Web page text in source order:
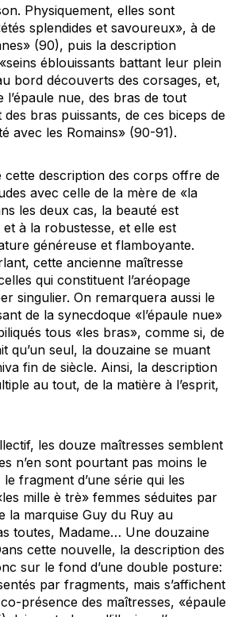
Physiquement, elles sont
splendides et savoureux», à de
(90), puis la description
éblouissants battant leur plein
bord découverts des corsages, et,
l’épaule nue, des bras de tout
bras puissants, de ces biceps de
avec les Romains» (90-91).
cette description des corps offre de
avec celle de la mère de «la
les deux cas, la beauté est
à la robustesse, et elle est
généreuse et flamboyante.
cette ancienne maîtresse
qui constituent l’aréopage
singulier. On remarquera aussi le
de la synecdoque «l’épaule nue»
tous «les bras», comme si, de
qu’un seul, la douzaine se muant
fin de siècle. Ainsi, la description
au tout, de la matière à l’esprit,
les douze maîtresses semblent
n’en sont pourtant pas moins le
fragment d’une série qui les
mille è trè» femmes séduites par
la marquise Guy du Ruy au
toutes, Madame… Une douzaine
cette nouvelle, la description des
sur le fond d’une double posture:
par fragments, mais s’affichent
présence des maîtresses, «épaule